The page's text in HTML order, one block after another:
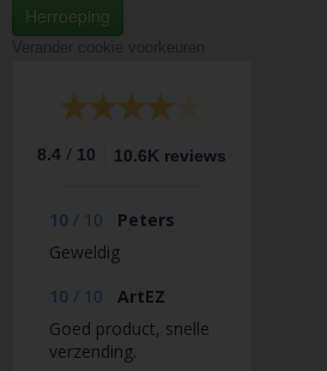
Herroeping
8.4 / 10 10.6K reviews
10 / 10
Peters
Geweldig
10 / 10
ArtEZ
Goed product, snelle
verzending.